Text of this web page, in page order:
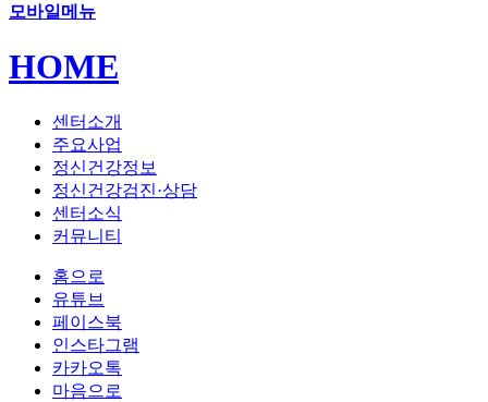
모바일메뉴
HOME
센터소개
주요사업
정신건강정보
정신건강검진·상담
센터소식
커뮤니티
홈으로
유튜브
페이스북
인스타그램
카카오톡
마음으로